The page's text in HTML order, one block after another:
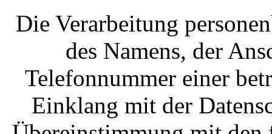
Die Verarbeitung
des Namens, der
Telefonnummer einer
Einklang mit der